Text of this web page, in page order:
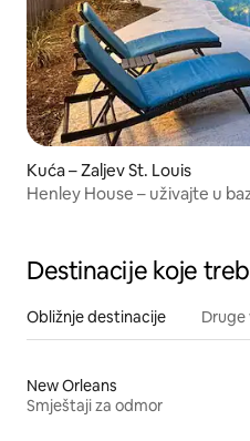
Kuća – Zaljev St. Louis
Henley House – uživajte u
Destinacije koje
Obližnje destinacije
New Orleans
Smještaji za odmor